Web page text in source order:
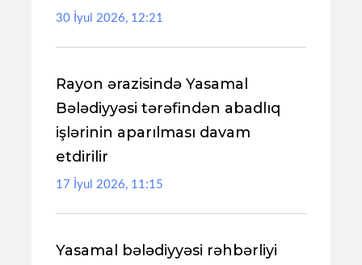
30 İyul 2026, 12:21
Rayon ərazisində Yasamal
Bələdiyyəsi tərəfindən abadlıq
işlərinin aparılması davam
etdirilir
17 İyul 2026, 11:15
Yasamal bələdiyyəsi rəhbərliyi